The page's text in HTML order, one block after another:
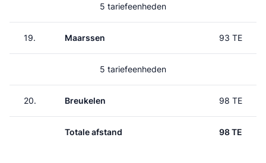
5 tariefeenheden
19. Maarssen 93 TE
5 tariefeenheden
20. Breukelen 98 TE
Totale afstand 98 TE